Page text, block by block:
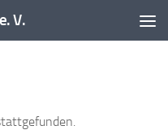
V.